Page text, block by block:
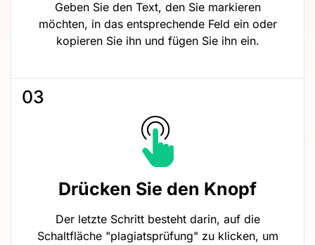
Geben Sie den Text, den Sie markieren
möchten, in das entsprechende Feld ein oder
kopieren Sie ihn und fügen Sie ihn ein.
03
Drücken Sie den Knopf
Der letzte Schritt besteht darin, auf die
Schaltfläche "plagiatsprüfung" zu klicken, um